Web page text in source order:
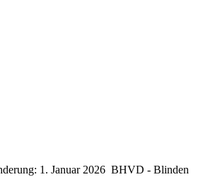
1. Januar 2026 BHVD - Blinden